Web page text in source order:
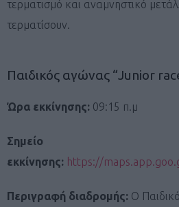
τερματισμό και αναμνηστικό
τερματίσουν.
Παιδικός αγώνας “Junior
Ώρα εκκίνησης: 09:15 π.μ
Σημείο
εκκίνησης: https://
Περιγραφή διαδρομής: Ο